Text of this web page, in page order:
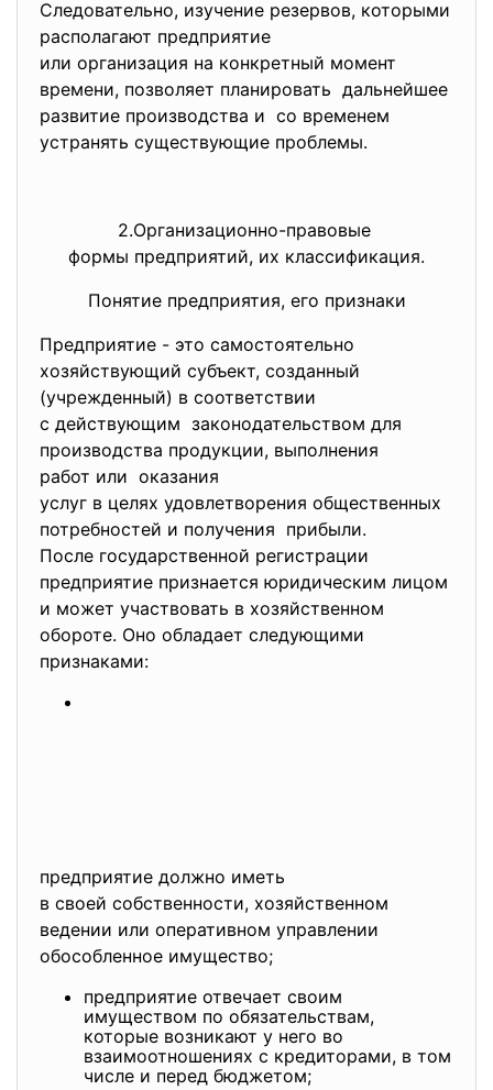
Следовательно, изучение резервов, которыми
располагают предприятие
или организация на конкретный момент
времени, позволяет планировать дальнейшее
развитие производства и со временем
устранять существующие проблемы.
2.Организационно-правовые
формы предприятий, их классификация.
Понятие предприятия, его признаки
Предприятие - это самостоятельно
хозяйствующий субъект, созданный
(учрежденный) в соответствии
с действующим законодательством для
производства продукции, выполнения
работ или оказания
услуг в целях удовлетворения общественных
потребностей и получения прибыли.
После государственной регистрации
предприятие признается юридическим лицом
и может участвовать в хозяйственном
обороте. Оно обладает следующими
признаками:
предприятие должно иметь
в своей собственности, хозяйственном
ведении или оперативном управлении
обособленное имущество;
предприятие отвечает своим
имуществом по обязательствам,
которые возникают у него во
взаимоотношениях с кредиторами, в том
числе и перед бюджетом;